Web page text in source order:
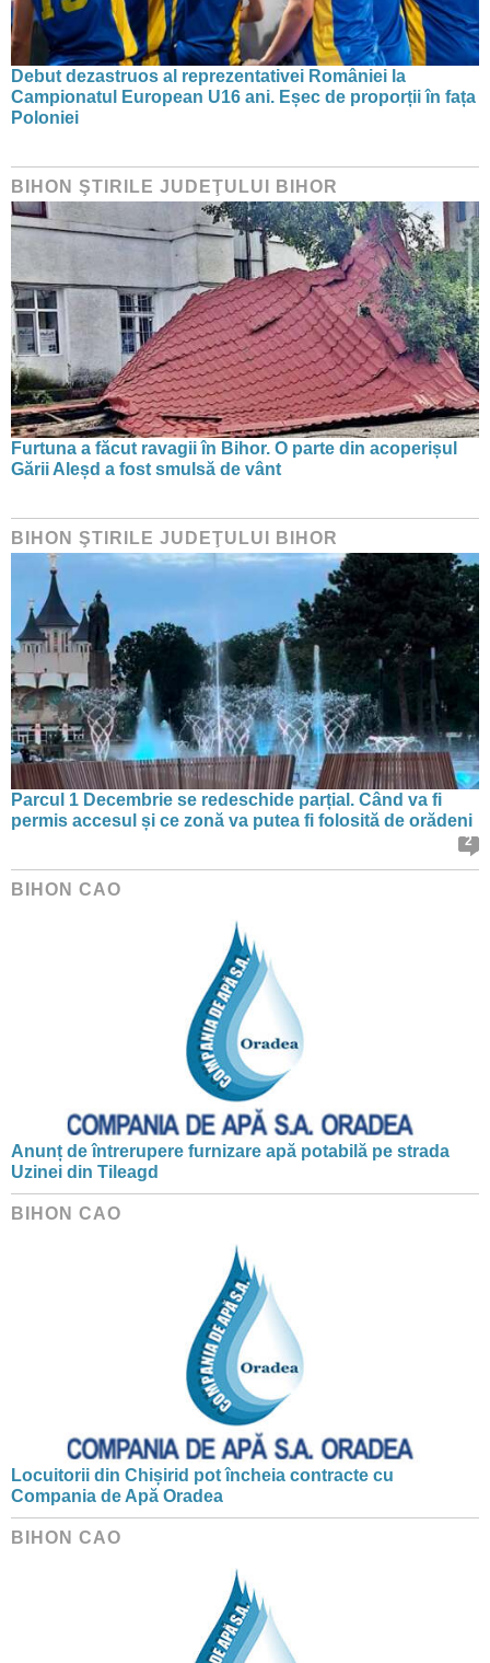
Debut dezastruos al reprezentativei României la
Campionatul European U16 ani. Eșec de proporții în fața
Poloniei
BIHON ŞTIRILE JUDEŢULUI BIHOR
Furtuna a făcut ravagii în Bihor. O parte din acoperișul
Gării Aleșd a fost smulsă de vânt
BIHON ŞTIRILE JUDEŢULUI BIHOR
Parcul 1 Decembrie se redeschide parțial. Când va fi
permis accesul și ce zonă va putea fi folosită de orădeni
2
BIHON CAO
Anunț de întrerupere furnizare apă potabilă pe strada
Uzinei din Tileagd
BIHON CAO
Locuitorii din Chișirid pot încheia contracte cu
Compania de Apă Oradea
BIHON CAO